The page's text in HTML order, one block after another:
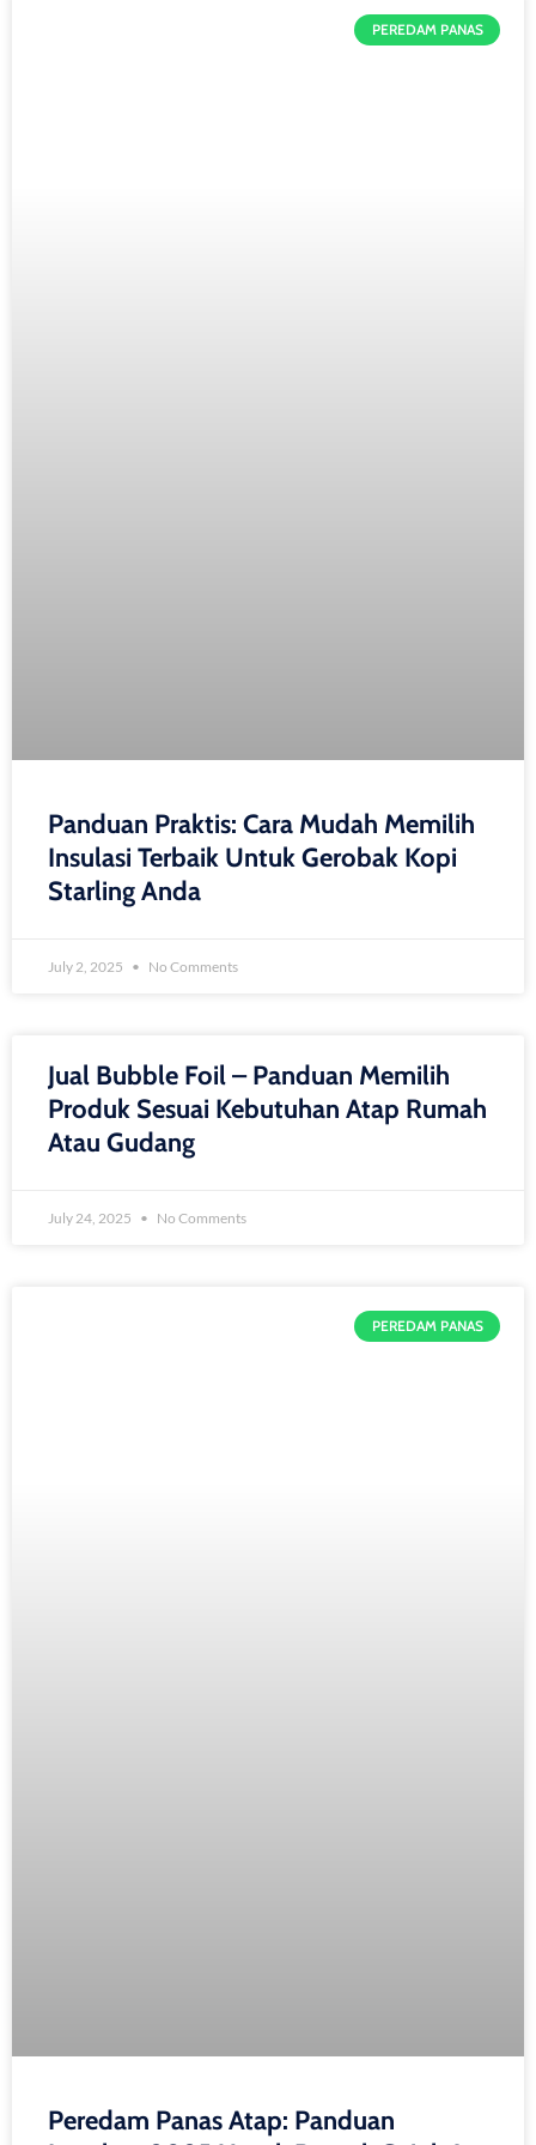
PEREDAM PANAS
Panduan Praktis: Cara Mudah Memilih
Insulasi Terbaik Untuk Gerobak Kopi
Starling Anda
July 2, 2025 No Comments
Jual Bubble Foil – Panduan Memilih
Produk Sesuai Kebutuhan Atap Rumah
Atau Gudang
July 24, 2025 No Comments
PEREDAM PANAS
Peredam Panas Atap: Panduan